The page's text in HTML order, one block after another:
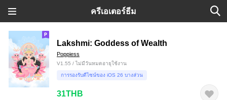
ครีเอเตอร์ธีม
Lakshmi: Goddess of Wealth
Poppiess
V1.55 / ไม่มีวันหมดอายุใช้งาน
การรองรับดีไซน์ของ iOS 26 บางส่วน
31THB